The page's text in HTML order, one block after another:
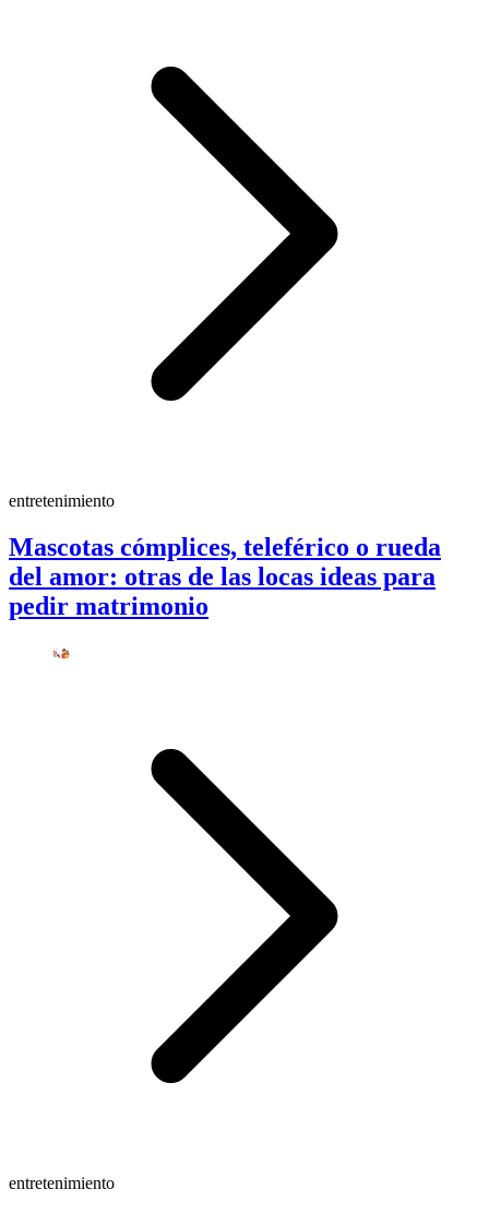
entretenimiento
Mascotas cómplices, teleférico o rueda
del amor: otras de las locas ideas para
pedir matrimonio
entretenimiento